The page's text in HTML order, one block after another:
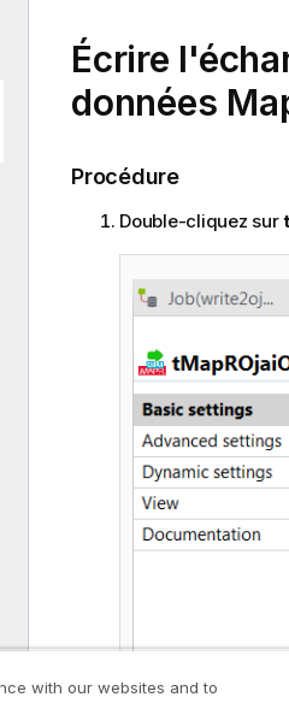
Écrire
données
Procédure
Double-cliquez sur
with our websites and to